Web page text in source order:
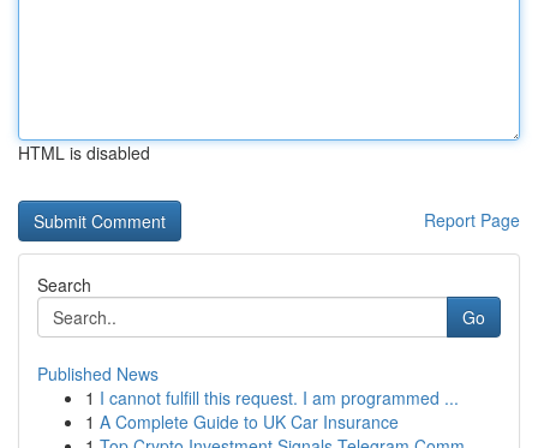
HTML is disabled
Report Page
Search
Go
Published News
1 I cannot fulfill this request. I am programmed ...
1 A Complete Guide to UK Car Insurance